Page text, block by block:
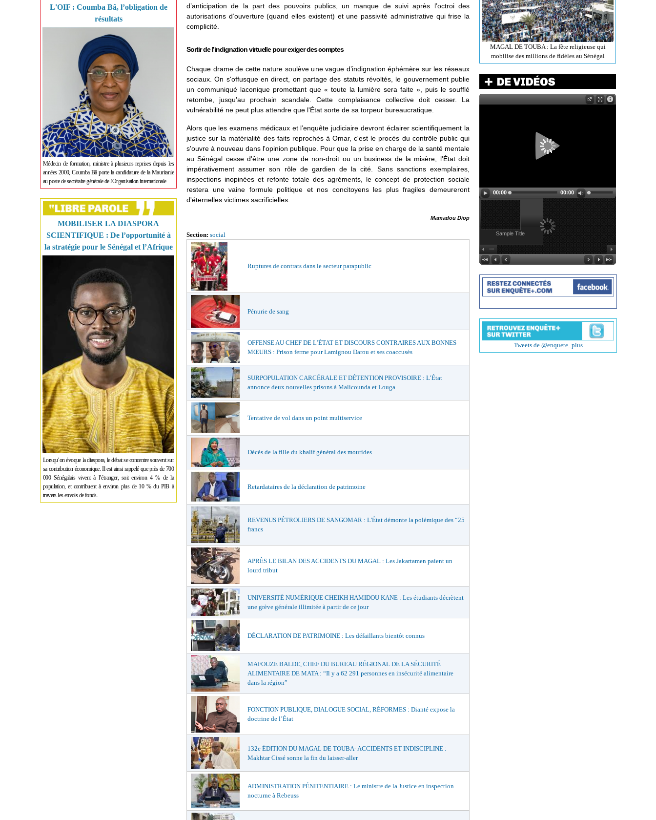
L'OIF : Coumba Bâ, l’obligation de
résultats
Médecin de formation, ministre à plusieurs reprises depuis les
années 2000, Coumba Bâ porte la candidature de la Mauritanie
au poste de secrétaire générale de l'Organisation internationale
MOBILISER LA DIASPORA
SCIENTIFIQUE : De l’opportunité à
la stratégie pour le Sénégal et l’Afrique
Lorsqu’on évoque la diaspora, le débat se concentre souvent sur
sa contribution économique. Il est ainsi rappelé que près de 700
000 Sénégalais vivent à l’étranger, soit environ 4 % de la
population, et contribuent à environ plus de 10 % du PIB à
travers les envois de fonds.
d’anticipation de la part des pouvoirs publics, un manque de suivi après l’octroi des
autorisations d’ouverture (quand elles existent) et une passivité administrative qui frise la
complicité.
Sortir de l’indignation virtuelle pour exiger des comptes
Chaque drame de cette nature soulève une vague d’indignation éphémère sur les réseaux
sociaux. On s'offusque en direct, on partage des statuts révoltés, le gouvernement publie
un communiqué laconique promettant que « toute la lumière sera faite », puis le soufflé
retombe, jusqu'au prochain scandale. Cette complaisance collective doit cesser. La
vulnérabilité ne peut plus attendre que l'État sorte de sa torpeur bureaucratique.
Alors que les examens médicaux et l’enquête judiciaire devront éclairer scientifiquement la
justice sur la matérialité des faits reprochés à Omar, c'est le procès du contrôle public qui
s'ouvre à nouveau dans l'opinion publique. Pour que la prise en charge de la santé mentale
au Sénégal cesse d'être une zone de non-droit ou un business de la misère, l'État doit
impérativement assumer son rôle de gardien de la cité. Sans sanctions exemplaires,
inspections inopinées et refonte totale des agréments, le concept de protection sociale
restera une vaine formule politique et nos concitoyens les plus fragiles demeureront
d'éternelles victimes sacrificielles.
Mamadou Diop
Section: social
Ruptures de contrats dans le secteur parapublic
Pénurie de sang
OFFENSE AU CHEF DE L’ÉTAT ET DISCOURS CONTRAIRES AUX BONNES
MŒURS : Prison ferme pour Lamignou Darou et ses coaccusés
SURPOPULATION CARCÉRALE ET DÉTENTION PROVISOIRE : L’État
annonce deux nouvelles prisons à Malicounda et Louga
Tentative de vol dans un point multiservice
Décès de la fille du khalif général des mourides
Retardataires de la déclaration de patrimoine
REVENUS PÉTROLIERS DE SANGOMAR : L'État démonte la polémique des “25
francs
APRÈS LE BILAN DES ACCIDENTS DU MAGAL : Les Jakartamen paient un
lourd tribut
UNIVERSITÉ NUMÉRIQUE CHEIKH HAMIDOU KANE : Les étudiants décrètent
une grève générale illimitée à partir de ce jour
DÉCLARATION DE PATRIMOINE : Les défaillants bientôt connus
MAFOUZE BALDE, CHEF DU BUREAU RÉGIONAL DE LA SÉCURITÉ
ALIMENTAIRE DE MATA : “Il y a 62 291 personnes en insécurité alimentaire
dans la région”
FONCTION PUBLIQUE, DIALOGUE SOCIAL, RÉFORMES : Dianté expose la
doctrine de l’État
132e ÉDITION DU MAGAL DE TOUBA- ACCIDENTS ET INDISCIPLINE :
Makhtar Cissé sonne la fin du laisser-aller
ADMINISTRATION PÉNITENTIAIRE : Le ministre de la Justice en inspection
nocturne à Rebeuss
MAGAL DE TOUBA : La fête religieuse qui
mobilise des millions de fidèles au Sénégal
00:00 00:00
Sample Title
Tweets de @enquete_plus